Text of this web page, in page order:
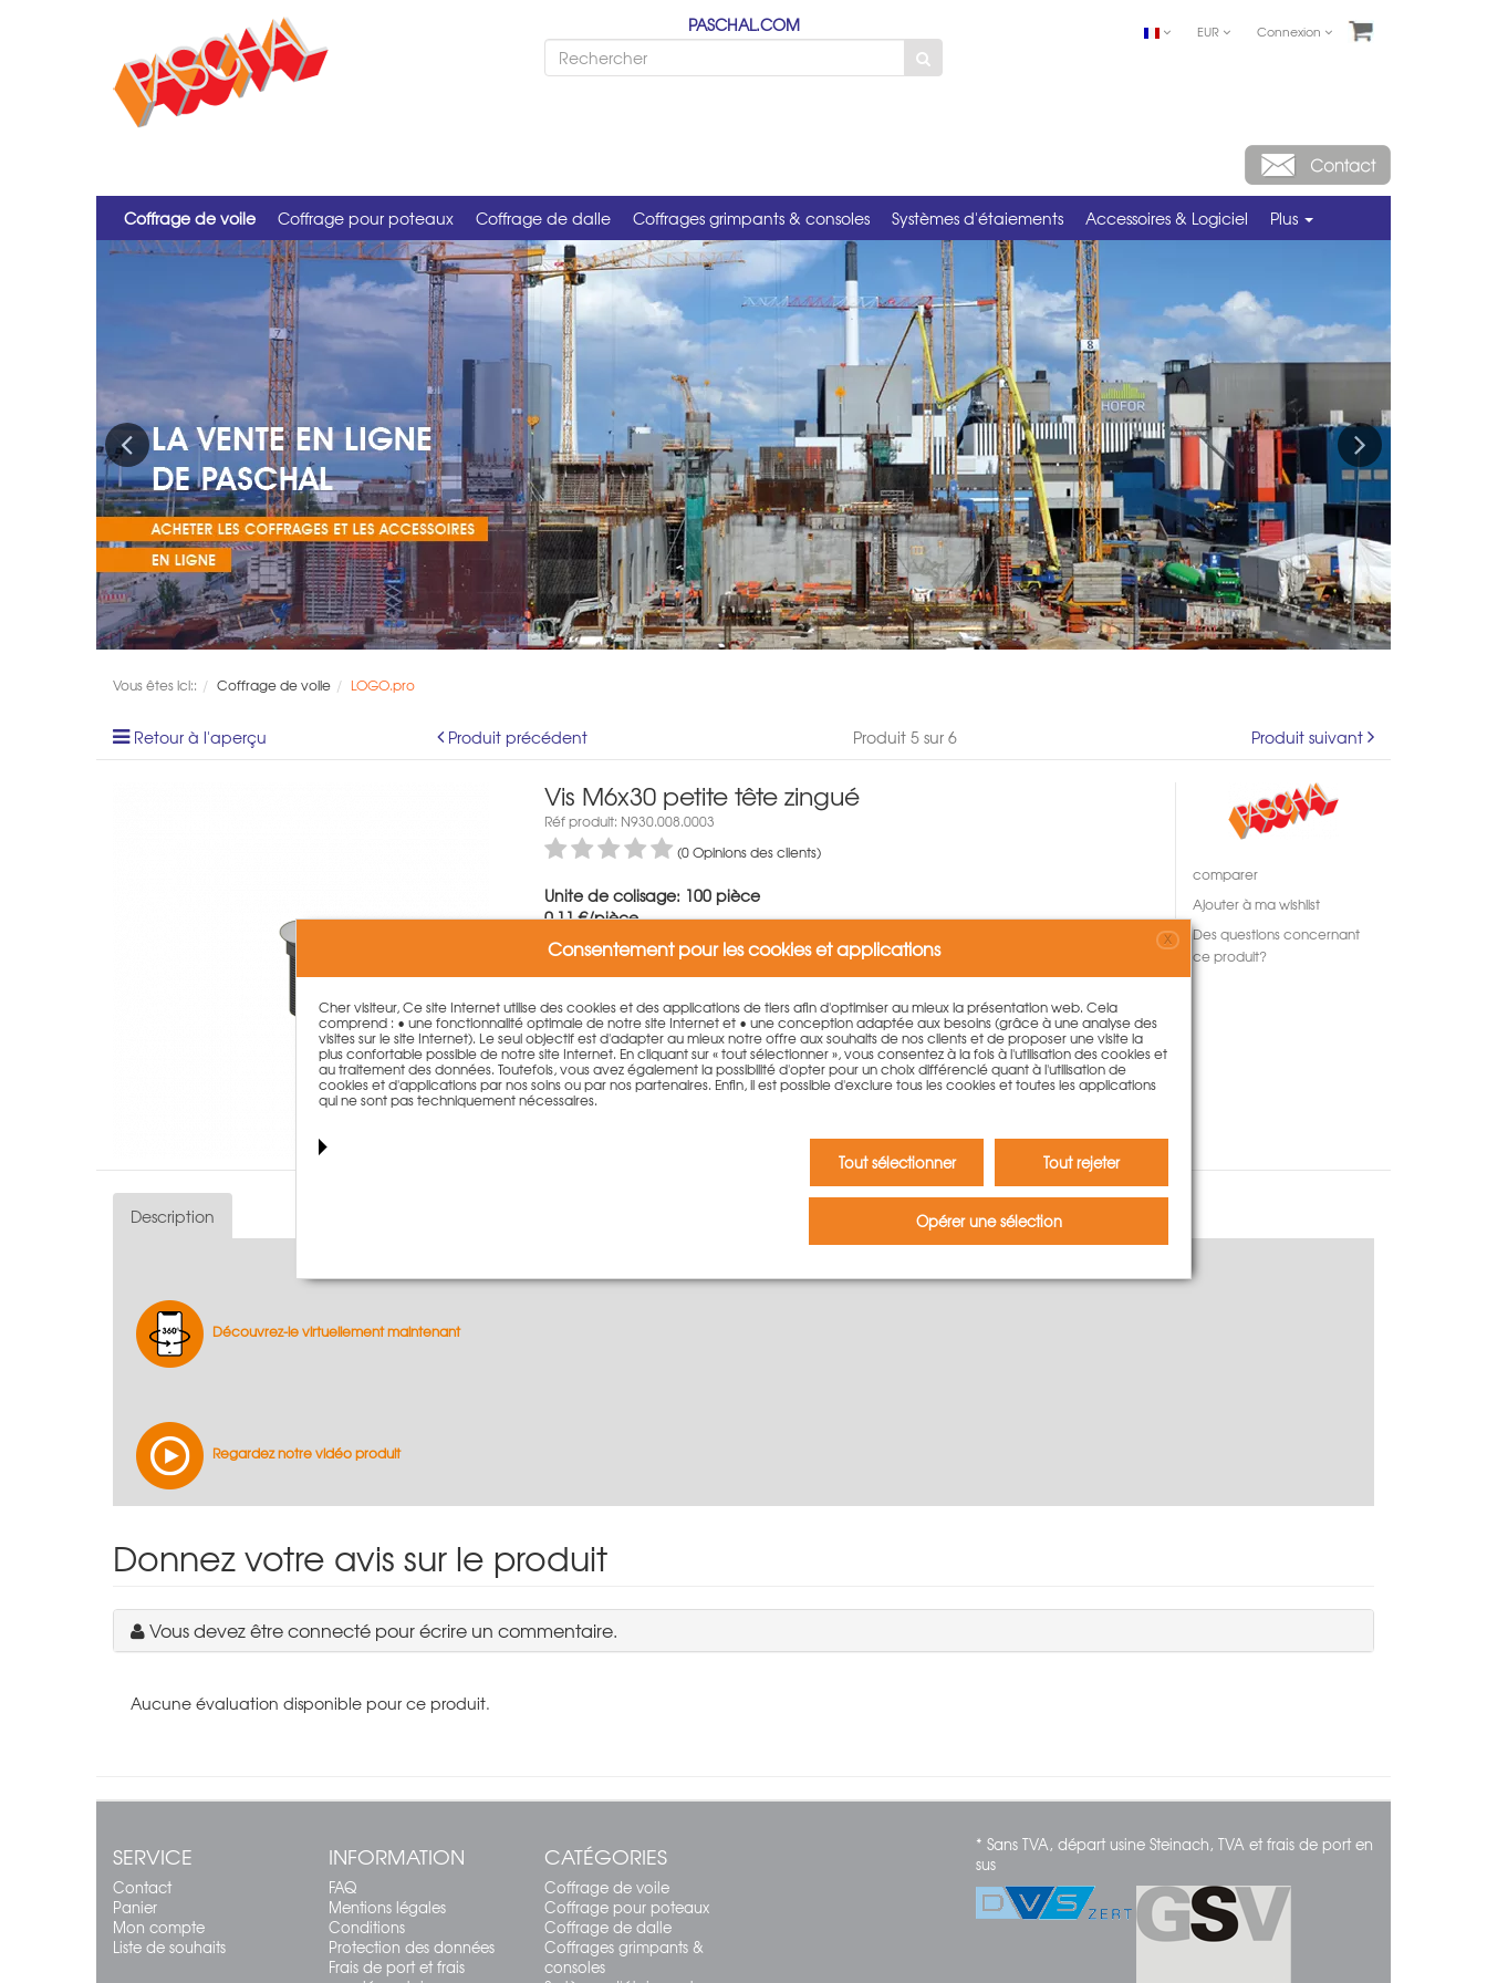
EUR Connexion
PASCHAL.COM
Coffrage de voile Coffrage pour poteaux Coffrage de dalle Coffrages grimpants & consoles Systèmes d'étaiements Accessoires & Logiciel Plus
Previous Next
Vous êtes ici:: Coffrage de voile LOGO.pro
Retour à l'aperçu Produit précédent Produit 5 sur 6 Produit suivant
Vis M6x30 petite tête zingué
Réf produit: N930.008.0003
(0 Opinions des clients)
Unite de colisage: 100 pièce
0,11 €/pièce
Poids:: 1 kg
Variantes:
11,00€
Ajouter au panier
comparer
Ajouter à ma wishlist
Des questions concernant
ce produit?
Description
Découvrez-le virtuellement maintenant
Regardez notre vidéo produit
Donnez votre avis sur le produit
Vous devez être connecté pour écrire un commentaire.
Aucune évaluation disponible pour ce produit.
SERVICE
Contact
Panier
Mon compte
Liste de souhaits
INFORMATION
FAQ
Mentions légales
Conditions
Protection des données
Frais de port et frais
CATÉGORIES
Coffrage de voile
Coffrage pour poteaux
Coffrage de dalle
Coffrages grimpants &
consoles
* Sans TVA, départ usine Steinach, TVA et frais de port en
sus
Consentement pour les cookies et applications X
Cher visiteur, Ce site Internet utilise des cookies et des applications de tiers afin d'optimiser au mieux la présentation web. Cela
comprend : • une fonctionnalité optimale de notre site Internet et • une conception adaptée aux besoins (grâce à une analyse des
visites sur le site Internet). Le seul objectif est d'adapter au mieux notre offre aux souhaits de nos clients et de proposer une visite la
plus confortable possible de notre site Internet. En cliquant sur « tout sélectionner », vous consentez à la fois à l'utilisation des cookies et
au traitement des données. Toutefois, vous avez également la possibilité d'opter pour un choix différencié quant à l'utilisation de
cookies et d'applications par nos soins ou par nos partenaires. Enfin, il est possible d'exclure tous les cookies et toutes les applications
qui ne sont pas techniquement nécessaires.
Tout sélectionner Tout rejeter
Opérer une sélection